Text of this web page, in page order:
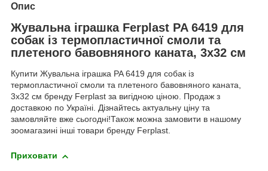
Опис
Жувальна іграшка Ferplast PA 6419 для
собак із термопластичної смоли та
плетеного бавовняного каната, 3x32 см
Купити Жувальна іграшка PA 6419 для собак із
термопластичної смоли та плетеного бавовняного каната,
3x32 см бренду Ferplast за вигідною ціною. Продаж з
доставкою по Україні. Дізнайтесь актуальну ціну та
замовляйте вже сьогодні!Також можна замовити в нашому
зоомагазині інші товари бренду Ferplast.
Приховати